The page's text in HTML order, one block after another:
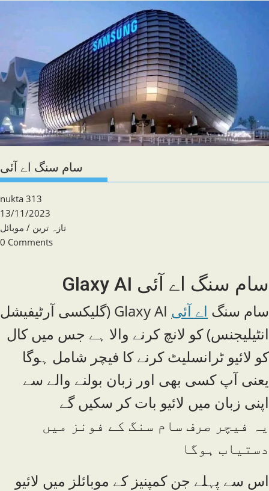
سام سنگ اے آئی
Post
author:
nukta 313
Post
published:
13/11/2023
Post
category:
تازہ ترین / موبائل
Post
0 Comments
سام سنگ اے آئی Glaxy AI
سام سنگ اے آئی
Glaxy AI (گلیکسی آرٹیفیشل
انٹیلیجنس) کو لانچ کرنے والا ہے جس میں کال
کو لائیو ٹرانسلیٹ کرنے کا فیچر شامل ہوگا
یعنی آپ کسی بھی اور زبان بولنے والے سے
اپنی زبان میں لائیو بات کر سکیں گے
یہ فیچر صرف سام سنگ کے فونز میں
دستیاب ہوگا
اس سے پہلے جن کمپنیز کے موبائلز میں لائیو